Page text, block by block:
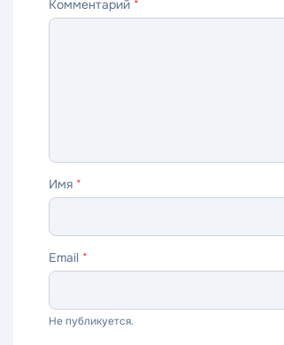
—
—
—
—
—
Комментарий *
Имя *
Email *
Не публикуется.